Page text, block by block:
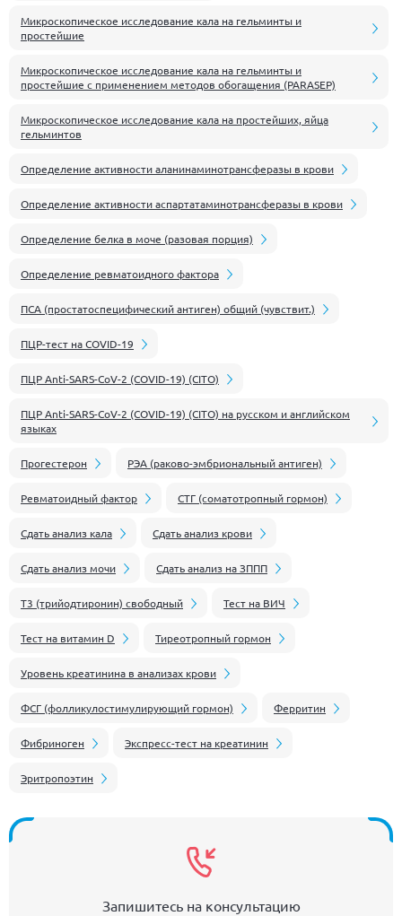
Микроскопическое исследование кала на гельминты и
простейшие
Микроскопическое исследование кала на гельминты и
простейшие с применением методов обогащения (PARASEP)
Микроскопическое исследование кала на простейших, яйца
гельминтов
Определение активности аланинаминотрансферазы в крови
Определение активности аспартатаминотрансферазы в крови
Определение белка в моче (разовая порция)
Определение ревматоидного фактора
ПСА (простатоспецифический антиген) общий (чувствит.)
ПЦР-тест на COVID-19
ПЦР Anti-SARS-CoV-2 (COVID-19) (CITO)
ПЦР Anti-SARS-CoV-2 (COVID-19) (CITO) на русском и английском
языках
Прогестерон РЭА (раково-эмбриональный антиген)
Ревматоидный фактор СТГ (соматотропный гормон)
Сдать анализ кала Сдать анализ крови
Сдать анализ мочи Сдать анализ на ЗППП
Т3 (трийодтиронин) свободный Тест на ВИЧ
Тест на витамин D Тиреотропный гормон
Уровень креатинина в анализах крови
ФСГ (фолликулостимулирующий гормон) Ферритин
Фибриноген Экспресс-тест на креатинин
Эритропоэтин
Запишитесь на консультацию